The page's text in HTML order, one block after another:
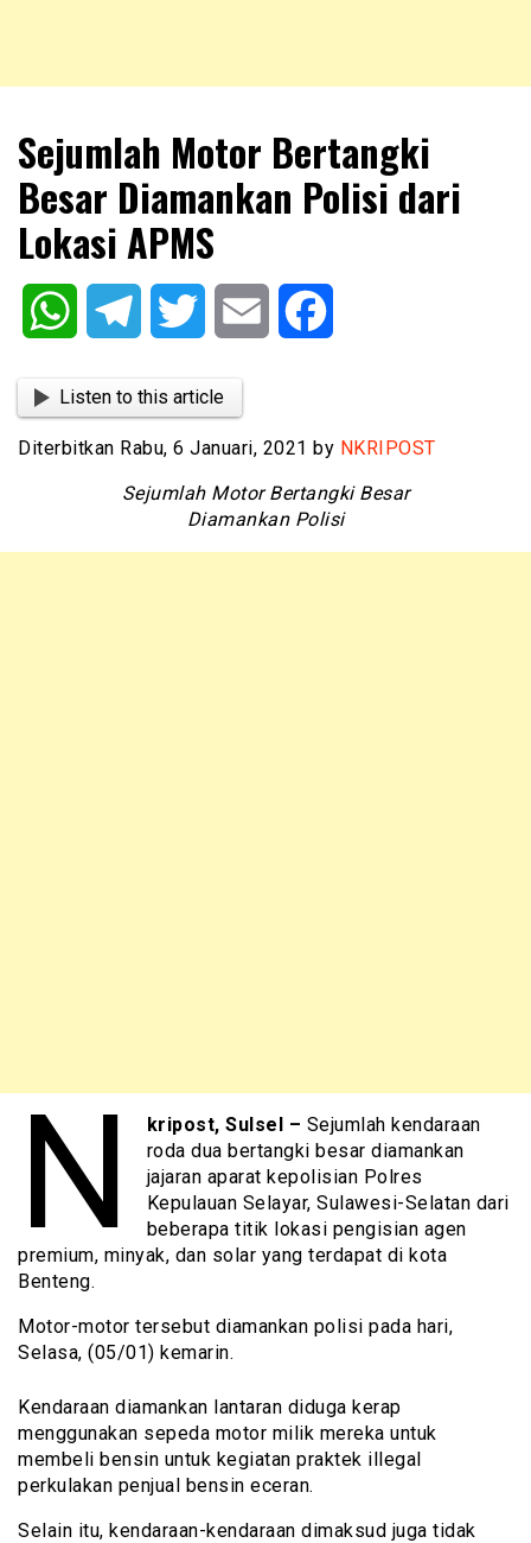
NKRIPOST
Sejumlah Motor Bertangki
Besar Diamankan Polisi dari
Lokasi APMS
WhatsAppTelegram Twitter Email
Listen to this article
Diterbitkan Rabu, 6 Januari, 2021 by NKRIPOST
Sejumlah Motor Bertangki Besar
Diamankan Polisi
N kripost, Sulsel – Sejumlah kendaraan
roda dua bertangki besar diamankan
jajaran aparat kepolisian Polres
Kepulauan Selayar, Sulawesi-Selatan dari
beberapa titik lokasi pengisian agen
premium, minyak, dan solar yang terdapat di kota
Benteng.
Motor-motor tersebut diamankan polisi pada hari,
Selasa, (05/01) kemarin.
Kendaraan diamankan lantaran diduga kerap
menggunakan sepeda motor milik mereka untuk
membeli bensin untuk kegiatan praktek illegal
perkulakan penjual bensin eceran.
Selain itu, kendaraan-kendaraan dimaksud juga tidak